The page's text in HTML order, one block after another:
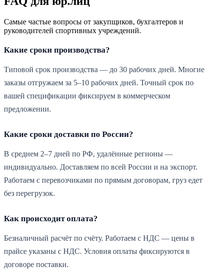
Самые частые вопросы от закупщиков, бухгалтеров и
руководителей спортивных учреждений.
Какие сроки производства?
Типовой срок производства — до 30 рабочих дней. Многие
заказы отгружаем за 5–10 рабочих дней. Точный срок по
вашей спецификации фиксируем в коммерческом
предложении.
Какие сроки доставки по России?
В среднем 2–7 дней по РФ, удалённые регионы —
индивидуально. Доставляем по всей России и на экспорт.
Работаем с перевозчиками по прямым договорам, груз едет
без перегрузок.
Как происходит оплата?
Безналичный расчёт по счёту. Работаем с НДС — цены в
прайсе указаны с НДС. Условия оплаты фиксируются в
договоре поставки.